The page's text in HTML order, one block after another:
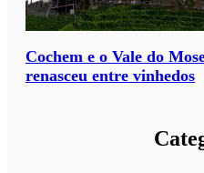
Cochem e o Vale do
renasceu entre vinhedos